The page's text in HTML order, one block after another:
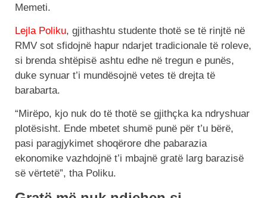
Memeti.
Lejla Poliku, gjithashtu studente thotë se të rinjtë në
RMV sot sfidojnë hapur ndarjet tradicionale të roleve,
si brenda shtëpisë ashtu edhe në tregun e punës,
duke synuar t’i mundësojnë vetes të drejta të
barabarta.
“Mirëpo, kjo nuk do të thotë se gjithçka ka ndryshuar
plotësisht. Ende mbetet shumë punë për t’u bërë,
pasi paragjykimet shoqërore dhe pabarazia
ekonomike vazhdojnë t’i mbajnë gratë larg barazisë
së vërtetë”, tha Poliku.